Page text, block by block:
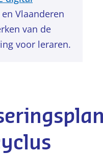
Vlaanderen
van de
voor leraren.